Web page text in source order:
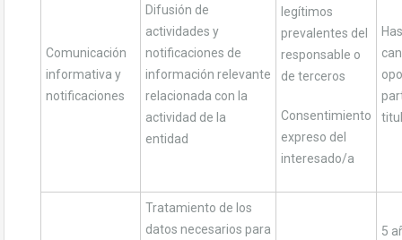
Comunicación
informativa y
notificaciones
Difusión de
actividades y
notificaciones de
información relevante
relacionada con la
actividad de la
entidad
legítimos
prevalentes del
responsable o
de terceros
Consentimiento
expreso del
interesado/a
Tratamiento de los
datos necesarios para
5